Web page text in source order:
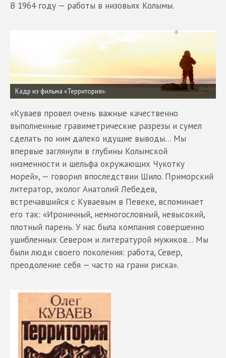
В 1964 году — работы в низовьях Колымы.
Кадр из фильма «Территория».
«Куваев провел очень важные качественно
выполненные гравиметрические разрезы и сумел
сделать по ним далеко идущие выводы… Мы
впервые заглянули в глубины Колымской
низменности и шельфа окружающих Чукотку
морей», — говорил впоследствии Шило. Приморский
литератор, эколог Анатолий Лебедев,
встречавшийся с Куваевым в Певеке, вспоминает
его так: «Ироничный, немногословный, невысокий,
плотный парень. У нас была компания совершенно
ушибленных Севером и литературой мужиков… Мы
были люди своего поколения: работа, Север,
преодоление себя — часто на грани риска».